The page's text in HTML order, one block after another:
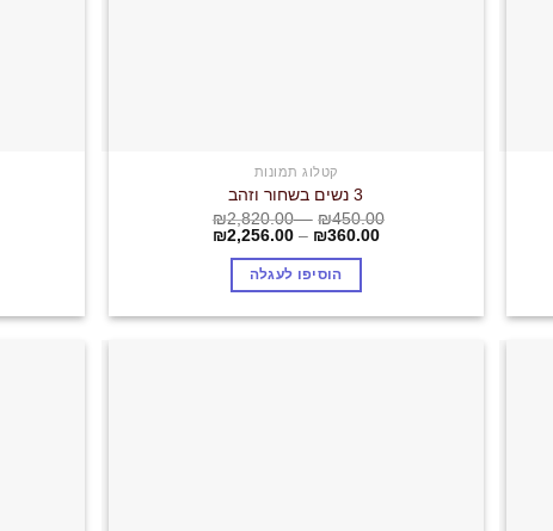
קטלוג תמונות
3 נשים בשחור וזהב
₪450.00
–
₪2,820.00
₪360.00
–
₪2,256.00
הוסיפו לעגלה